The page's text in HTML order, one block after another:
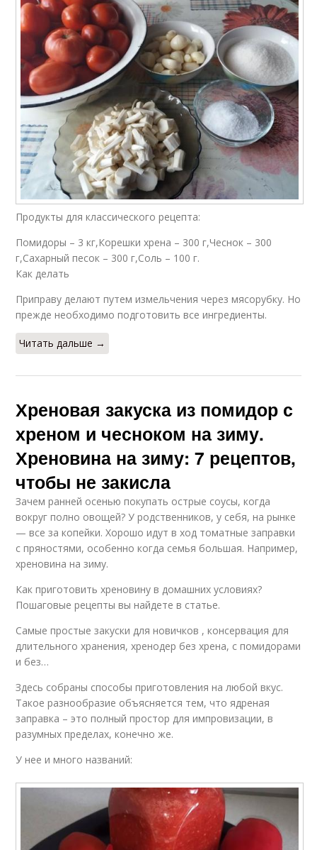
Продукты для классического рецепта:
Помидоры – 3 кг,Корешки хрена – 300 г,Чеснок – 300
г,Сахарный песок – 300 г,Соль – 100 г.
Как делать
Приправу делают путем измельчения через мясорубку. Но
прежде необходимо подготовить все ингредиенты.
Читать дальше →
Хреновая закуска из помидор с
хреном и чесноком на зиму.
Хреновина на зиму: 7 рецептов,
чтобы не закисла
Зачем ранней осенью покупать острые соусы, когда
вокруг полно овощей? У родственников, у себя, на рынке
— все за копейки. Хорошо идут в ход томатные заправки
с пряностями, особенно когда семья большая. Например,
хреновина на зиму.
Как приготовить хреновину в домашних условиях?
Пошаговые рецепты вы найдете в статье.
Самые простые закуски для новичков , консервация для
длительного хранения, хренодер без хрена, с помидорами
и без…
Здесь собраны способы приготовления на любой вкус.
Такое разнообразие объясняется тем, что ядреная
заправка – это полный простор для импровизации, в
разумных пределах, конечно же.
У нее и много названий: